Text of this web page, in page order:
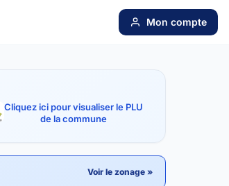
Mon compte
Cliquez ici pour visualiser le PLU
de la commune
Voir le zonage »